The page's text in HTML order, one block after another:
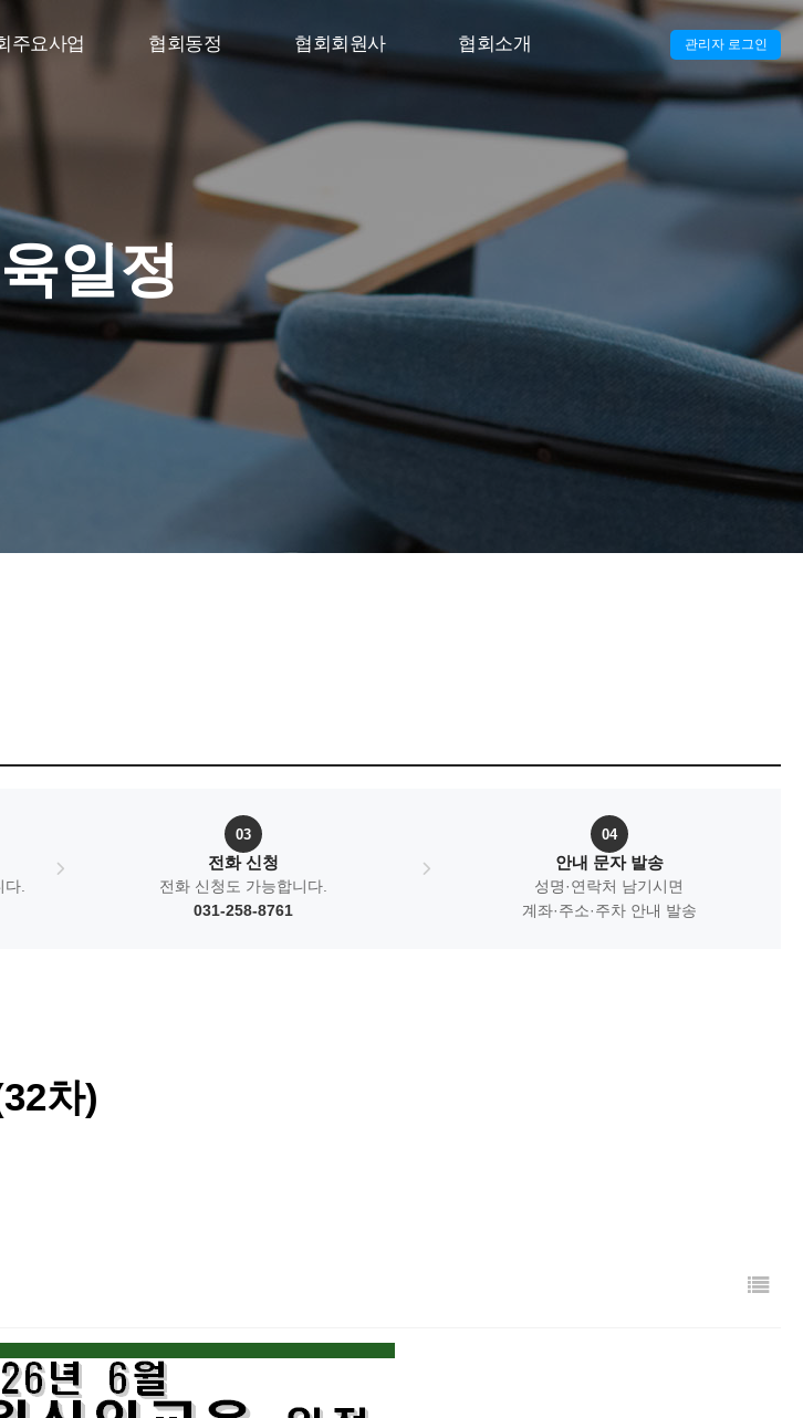
주요사업 협회동정 협회회원사 협회소개 관리자 로그인
일정
.
03
전화 신청
전화 신청도 가능합니다.
031-258-8761
04
안내 문자 발송
성명·연락처 남기시면
계좌·주소·주차 안내 발송
차)